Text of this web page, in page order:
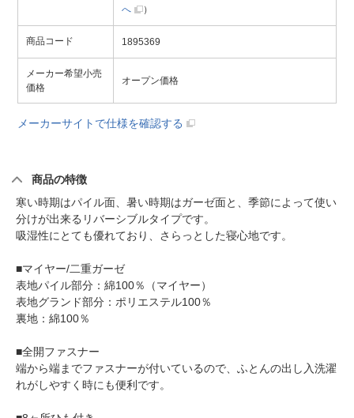
へ
）
商品コード 1895369
メーカー希望小売
価格
オープン価格
メーカーサイトで仕様を確認する
商品の特徴
寒い時期はパイル面、暑い時期はガーゼ面と、季節によって使い
分けが出来るリバーシブルタイプです。
吸湿性にとても優れており、さらっとした寝心地です。
■マイヤー/二重ガーゼ
表地パイル部分：綿100％（マイヤー）
表地グランド部分：ポリエステル100％
裏地：綿100％
■全開ファスナー
端から端までファスナーが付いているので、ふとんの出し入洗濯
れがしやすく時にも便利です。